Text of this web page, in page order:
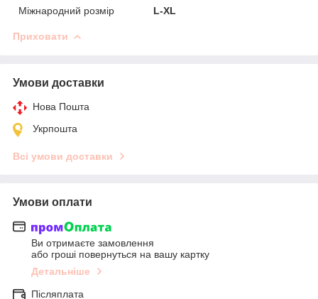
Міжнародний розмір
L-XL
Приховати
Умови доставки
Нова Пошта
Укрпошта
Всі умови доставки
Умови оплати
Ви отримаєте замовлення
або гроші повернуться на вашу картку
Детальніше
Післяплата